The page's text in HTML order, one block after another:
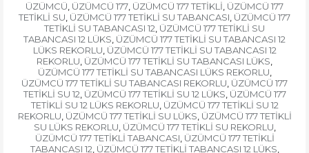
ÜZÜMCÜ, ÜZÜMCÜ 177, ÜZÜMCÜ 177 TETİKLİ, ÜZÜMCÜ 177
TETİKLİ SU, ÜZÜMCÜ 177 TETİKLİ SU TABANCASI, ÜZÜMCÜ 177
TETİKLİ SU TABANCASI 12, ÜZÜMCÜ 177 TETİKLİ SU
TABANCASI 12 LÜKS, ÜZÜMCÜ 177 TETİKLİ SU TABANCASI 12
LÜKS REKORLU, ÜZÜMCÜ 177 TETİKLİ SU TABANCASI 12
REKORLU, ÜZÜMCÜ 177 TETİKLİ SU TABANCASI LÜKS,
ÜZÜMCÜ 177 TETİKLİ SU TABANCASI LÜKS REKORLU,
ÜZÜMCÜ 177 TETİKLİ SU TABANCASI REKORLU, ÜZÜMCÜ 177
TETİKLİ SU 12, ÜZÜMCÜ 177 TETİKLİ SU 12 LÜKS, ÜZÜMCÜ 177
TETİKLİ SU 12 LÜKS REKORLU, ÜZÜMCÜ 177 TETİKLİ SU 12
REKORLU, ÜZÜMCÜ 177 TETİKLİ SU LÜKS, ÜZÜMCÜ 177 TETİKLİ
SU LÜKS REKORLU, ÜZÜMCÜ 177 TETİKLİ SU REKORLU,
ÜZÜMCÜ 177 TETİKLİ TABANCASI, ÜZÜMCÜ 177 TETİKLİ
TABANCASI 12, ÜZÜMCÜ 177 TETİKLİ TABANCASI 12 LÜKS,